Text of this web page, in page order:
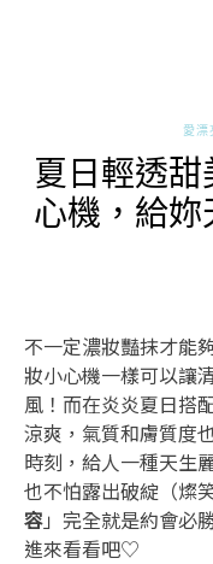
愛漂
夏日輕透
心機，給妳
不一定濃妝豔抹才能
妝小心機一樣可以讓
風！而在炎炎夏日搭
涼爽，氣質和膚質度
時刻，給人一種天生
也不怕露出破綻（燦
容」完全就是約會必
進來看看吧♡